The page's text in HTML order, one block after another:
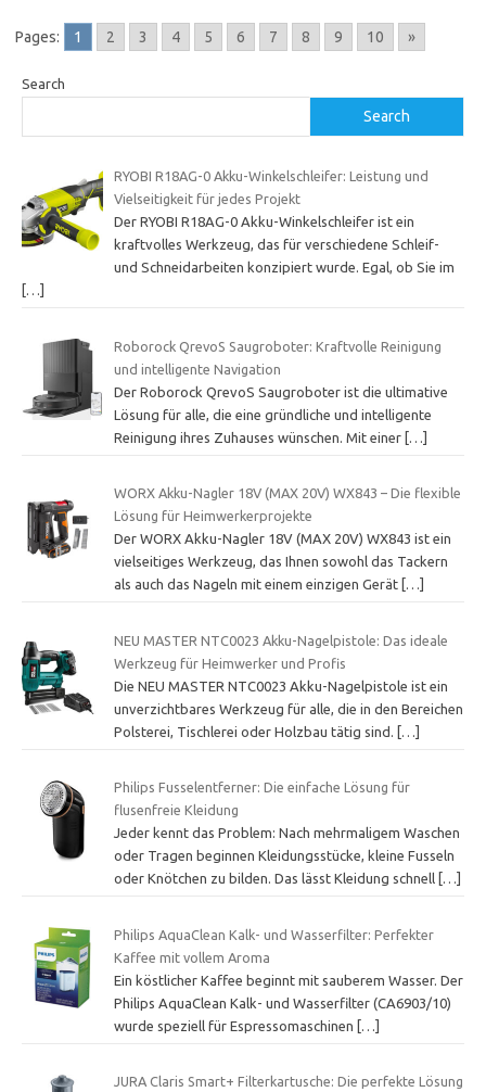
Pages: 1 2 3 4 5 6 7 8 9 10 »
Search
Search
RYOBI R18AG-0 Akku-Winkelschleifer: Leistung und
Vielseitigkeit für jedes Projekt
Der RYOBI R18AG-0 Akku-Winkelschleifer ist ein
kraftvolles Werkzeug, das für verschiedene Schleif-
und Schneidarbeiten konzipiert wurde. Egal, ob Sie im
[…]
Roborock QrevoS Saugroboter: Kraftvolle Reinigung
und intelligente Navigation
Der Roborock QrevoS Saugroboter ist die ultimative
Lösung für alle, die eine gründliche und intelligente
Reinigung ihres Zuhauses wünschen. Mit einer […]
WORX Akku-Nagler 18V (MAX 20V) WX843 – Die flexible
Lösung für Heimwerkerprojekte
Der WORX Akku-Nagler 18V (MAX 20V) WX843 ist ein
vielseitiges Werkzeug, das Ihnen sowohl das Tackern
als auch das Nageln mit einem einzigen Gerät […]
NEU MASTER NTC0023 Akku-Nagelpistole: Das ideale
Werkzeug für Heimwerker und Profis
Die NEU MASTER NTC0023 Akku-Nagelpistole ist ein
unverzichtbares Werkzeug für alle, die in den Bereichen
Polsterei, Tischlerei oder Holzbau tätig sind.
[…]
Philips Fusselentferner: Die einfache Lösung für
flusenfreie Kleidung
Jeder kennt das Problem: Nach mehrmaligem Waschen
oder Tragen beginnen Kleidungsstücke, kleine Fusseln
oder Knötchen zu bilden. Das lässt Kleidung schnell […]
Philips AquaClean Kalk- und Wasserfilter: Perfekter
Kaffee mit vollem Aroma
Ein köstlicher Kaffee beginnt mit sauberem Wasser. Der
Philips AquaClean Kalk- und Wasserfilter (CA6903/10)
wurde speziell für Espressomaschinen […]
JURA Claris Smart+ Filterkartusche: Die perfekte Lösung